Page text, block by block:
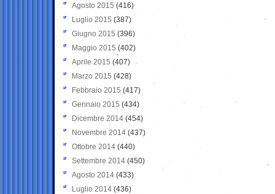
Agosto 2015 (416)
Luglio 2015 (387)
Giugno 2015 (396)
Maggio 2015 (402)
Aprile 2015 (407)
Marzo 2015 (428)
Febbraio 2015 (417)
Gennaio 2015 (434)
Dicembre 2014 (454)
Novembre 2014 (437)
Ottobre 2014 (440)
Settembre 2014 (450)
Agosto 2014 (433)
Luglio 2014 (436)